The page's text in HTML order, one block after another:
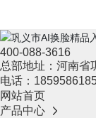
400-088-3616
总部地址：河
电话：
网站首页
产品中心